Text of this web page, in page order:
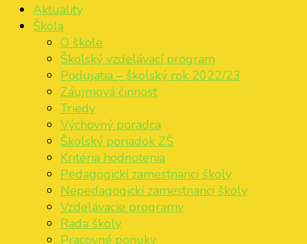
Základná škola s materskou školou Tuhrina
ZŠ s MŠ Tuhrina
Aktuality
Škola
O škole
Školský vzdelávací program
Podujatia – školský rok 2022/23
Záujmová činnosť
Triedy
Výchovný poradca
Školský poriadok ZŠ
Kritéria hodnotenia
Pedagogickí zamestnanci školy
Nepedagogickí zamestnanci školy
Vzdelávacie programy
Rada školy
Pracovné ponuky